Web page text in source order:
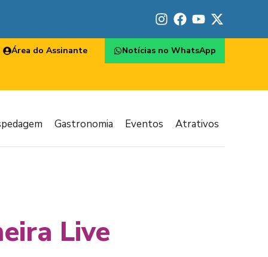
Área do Assinante Notícias no WhatsApp
Gastronomia Eventos Atrativos
Live